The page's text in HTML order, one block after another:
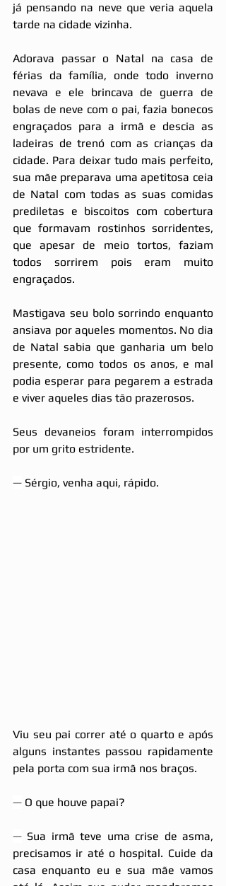
já pensando na neve que veria aquela
tarde na cidade vizinha.
Adorava passar o Natal na casa de
férias da família, onde todo inverno
nevava e ele brincava de guerra de
bolas de neve com o pai, fazia bonecos
engraçados para a irmã e descia as
ladeiras de trenó com as crianças da
cidade. Para deixar tudo mais perfeito,
sua mãe preparava uma apetitosa ceia
de Natal com todas as suas comidas
prediletas e biscoitos com cobertura
que formavam rostinhos sorridentes,
que apesar de meio tortos, faziam
todos sorrirem pois eram muito
engraçados.
Mastigava seu bolo sorrindo enquanto
ansiava por aqueles momentos. No dia
de Natal sabia que ganharia um belo
presente, como todos os anos, e mal
podia esperar para pegarem a estrada
e viver aqueles dias tão prazerosos.
Seus devaneios foram interrompidos
por um grito estridente.
— Sérgio, venha aqui, rápido.
Viu seu pai correr até o quarto e após
alguns instantes passou rapidamente
pela porta com sua irmã nos braços.
— O que houve papai?
— Sua irmã teve uma crise de asma,
precisamos ir até o hospital. Cuide da
casa enquanto eu e sua mãe vamos